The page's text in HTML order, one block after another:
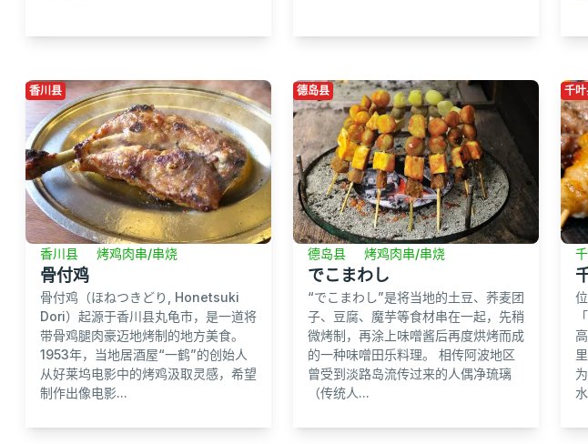
香川县
香川县 烤鸡肉串/串烧
骨付鸡
骨付鸡（ほねつきどり, Honetsuki
Dori）起源于香川县丸龟市，是一道将
带骨鸡腿肉豪迈地烤制的地方美食。
1953年，当地居酒屋“一鹤”的创始人
从好莱坞电影中的烤鸡汲取灵感，希望
制作出像电影...
德岛县
德岛县 烤鸡肉串/串烧
でこまわし
“でこまわし”是将当地的土豆、荞麦团
子、豆腐、魔芋等食材串在一起，先稍
微烤制，再涂上味噌酱后再度烘烤而成
的一种味噌田乐料理。 相传阿波地区
曾受到淡路岛流传过来的人偶净琉璃
（传统人...
千